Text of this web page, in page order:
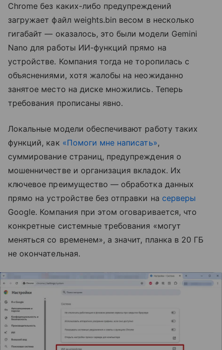
Chrome без каких-либо предупреждений
загружает файл weights.bin весом в несколько
гигабайт — оказалось, это были модели Gemini
Nano для работы ИИ-функций прямо на
устройстве. Компания тогда не торопилась с
объяснениями, хотя жалобы на неожиданно
занятое место на диске множились. Теперь
требования прописаны явно.
Локальные модели обеспечивают работу таких
функций, как «Помоги мне написать»,
суммирование страниц, предупреждения о
мошенничестве и организация вкладок. Их
ключевое преимущество — обработка данных
прямо на устройстве без отправки на серверы
Google. Компания при этом оговаривается, что
конкретные системные требования «могут
меняться со временем», а значит, планка в 20 ГБ
не окончательная.